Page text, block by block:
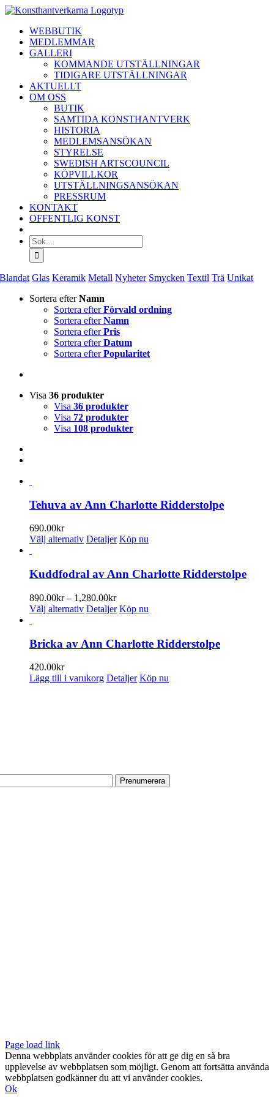
Fortsätt
innehålletWEBBUTIK
MEDLEMMAR
GALLERI
KOMMANDE UTSTÄLLNINGAR
TIDIGARE UTSTÄLLNINGAR
AKTUELLT
OM OSS
BUTIK
SAMTIDA KONSTHANTVERK
HISTORIA
MEDLEMSANSÖKAN
STYRELSE
SWEDISH ARTSCOUNCIL
KÖPVILLKOR
UTSTÄLLNINGSANSÖKAN
PRESSRUM
KONTAKT
OFFENTLIG KONST
Sök
efter:
Blandat Glas Keramik Metall Nyheter Smycken Textil Trä Unikat
Sortera efterNamn
Sortera efterFörvald ordning
Sortera efterNamn
Sortera efterPris
Sortera efterDatum
Sortera efterPopularitet
Visa 36 produkter
Visa 36 produkter
Visa 72 produkter
Visa 108 produkter
Tehuva av Ann Charlotte Ridderstolpe
690.00kr
Välj alternativ Den
har
flera
varianter.
De
olika
kan
väljas
Detaljer Köp nu
Kuddfodral av Ann Charlotte Ridderstolpe
890.00kr – 1,280.00krPrisintervall:
890.00kr
Välj alternativ Den
har
flera
De
olika
Detaljer Köp nu
Bricka av Ann Charlotte Ridderstolpe
420.00kr
Lägg till i varukorg Detaljer Köp nu
Page load link
Denna webbplats använder cookies för att ge dig en så bra
upplevelse av webbplatsen som möjligt. Genom att fortsätta använda
webbplatsen godkänner du att vi använder cookies.
Ok